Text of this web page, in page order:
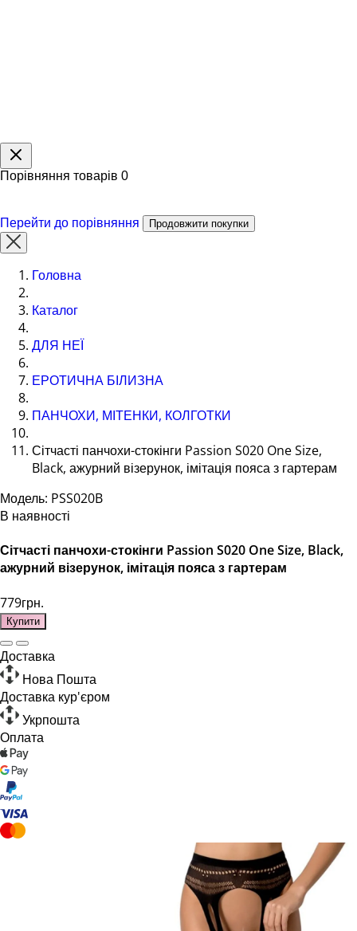
Порівняння товарів 0
Перейти до порівняння Продовжити покупки
Головна
Каталог
ДЛЯ НЕЇ
ЕРОТИЧНА БІЛИЗНА
ПАНЧОХИ, МІТЕНКИ, КОЛГОТКИ
Сітчасті панчохи-стокінги Passion S020 One Size,
Black, ажурний візерунок, імітація пояса з гартерам
Модель: PSS020B
В наявності
Сітчасті панчохи-стокінги Passion S020 One Size, Black,
ажурний візерунок, імітація пояса з гартерам
779грн.
Купити
Доставка
Нова Пошта
Доставка кур'єром
Укрпошта
Оплата